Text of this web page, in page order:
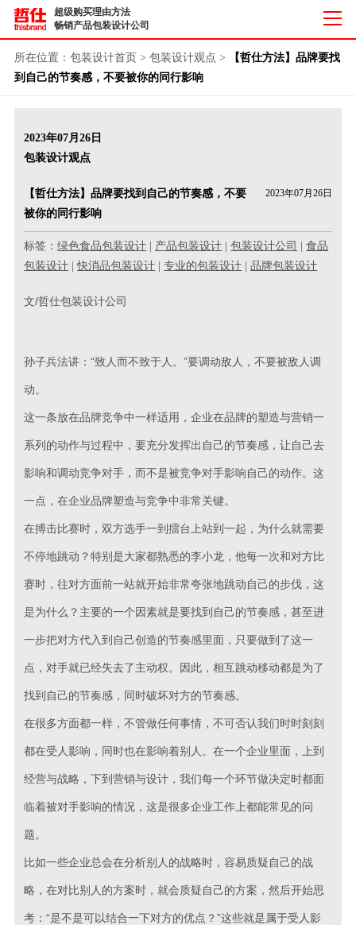
超级购买理由方法
畅销产品包装设计公司
所在位置： 包装设计首页 > 包装设计观点 >
【哲仕方法】品牌要找
到自己的节奏感，不要被你的同行影响
2023年07月26日
包装设计观点
【哲仕方法】品牌要找到自己的节奏感，不要
被你的同行影响
2023年07月26日
标签：绿色食品包装设计 产品包装设计 |包装设计公司 |食品
包装设计 |快消品包装设计 |专业的包装设计 |品牌包装设计
文/哲仕包装设计公司
孙子兵法讲：“致人而不致于人。”要调动敌人，不要被敌人调
动。
这一条放在品牌竞争中一样适用，企业在品牌的塑造与营销一
系列的动作与过程中，要充分发挥出自己的节奏感，让自己去
影响和调动竞争对手，而不是被竞争对手影响自己的动作。这
一点，在企业品牌塑造与竞争中非常关键。
在搏击比赛时，双方选手一到擂台上站到一起，为什么就需要
不停地跳动？特别是大家都熟悉的李小龙，他每一次和对方比
赛时，往对方面前一站就开始非常夸张地跳动自己的步伐，这
是为什么？主要的一个因素就是要找到自己的节奏感，甚至进
一步把对方代入到自己创造的节奏感里面，只要做到了这一
点，对手就已经失去了主动权。因此，相互跳动移动都是为了
找到自己的节奏感，同时破坏对方的节奏感。
在很多方面都一样，不管做任何事情，不可否认我们时时刻刻
都在受人影响，同时也在影响着别人。在一个企业里面，上到
经营与战略，下到营销与设计，我们每一个环节做决定时都面
临着被对手影响的情况，这是很多企业工作上都能常见的问
题。
比如一些企业总会在分析别人的战略时，容易质疑自己的战
略，在对比别人的方案时，就会质疑自己的方案，然后开始思
考：“是不是可以结合一下对方的优点？”这些就是属于受人影